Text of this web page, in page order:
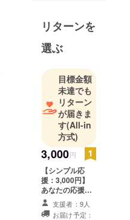
事務所を置
く団体で
す。
は、
①若手音楽
家・アー
ティスト
が、金銭的
な負担を心
配せず、思
う存分音楽
発表できる
環境の提供
リターンを
選ぶ
目標金額
未達でも
リターン
が届きま
す(All-in
方式)
3,000円
【シンプル応
援：3,000円】
あなたの応援に
心から感謝させ
ていただきま
支援者：9人
お届け予定：